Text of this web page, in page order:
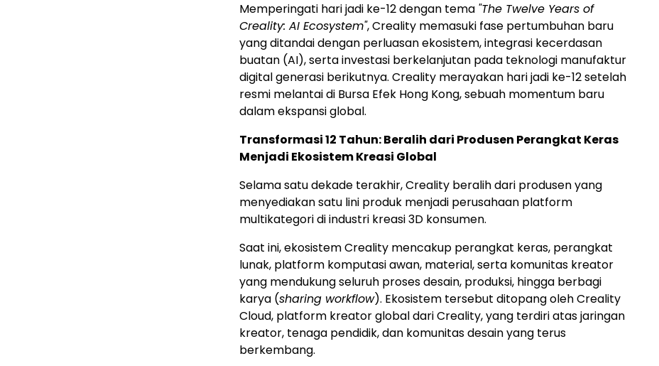
Memperingati hari jadi ke-12 dengan tema "The Twelve Years of
Creality: AI Ecosystem", Creality memasuki fase pertumbuhan baru
yang ditandai dengan perluasan ekosistem, integrasi kecerdasan
buatan (AI), serta investasi berkelanjutan pada teknologi manufaktur
digital generasi berikutnya. Creality merayakan hari jadi ke-12 setelah
resmi melantai di Bursa Efek Hong Kong, sebuah momentum baru
dalam ekspansi global.
Transformasi 12 Tahun: Beralih dari Produsen Perangkat Keras
Menjadi Ekosistem Kreasi Global
Selama satu dekade terakhir, Creality beralih dari produsen yang
menyediakan satu lini produk menjadi perusahaan platform
multikategori di industri kreasi 3D konsumen.
Saat ini, ekosistem Creality mencakup perangkat keras, perangkat
lunak, platform komputasi awan, material, serta komunitas kreator
yang mendukung seluruh proses desain, produksi, hingga berbagi
karya (sharing workflow). Ekosistem tersebut ditopang oleh Creality
Cloud, platform kreator global dari Creality, yang terdiri atas jaringan
kreator, tenaga pendidik, dan komunitas desain yang terus
berkembang.